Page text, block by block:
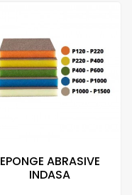
EPONGE ABRASIVE
INDASA